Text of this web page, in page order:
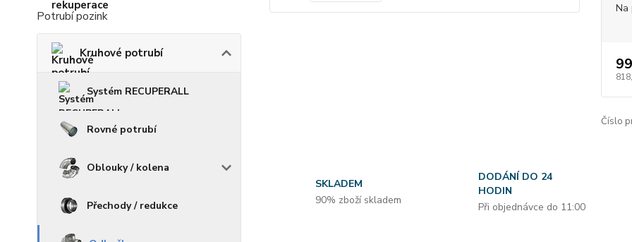
Potrubí pozink
Kruhové potrubí
Systém RECUPERALL
Rovné potrubí
Oblouky / kolena
Přechody / redukce
Na
Číslo
SKLADEM
90% zboží skladem
DODÁNÍ DO 24
HODIN
Při objednávce do 11:00